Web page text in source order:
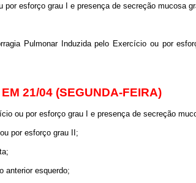
esforço grau I e presença de secreção mucosa
Pulmonar Induzida pelo Exercício ou por
EM 21/04 (SEGUNDA-FEIRA)
ou por esforço grau I e presença de secreção
por esforço grau II;
anterior esquerdo;